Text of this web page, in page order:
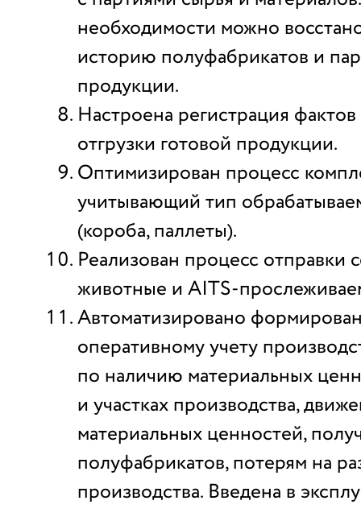
необходимости можно
историю полуфабрикатов и
продукции.
Настроена регистрация
отгрузки готовой продукции.
Оптимизирован процесс
учитывающий тип
(короба, паллеты).
Реализован процесс отправки
животные и AITS-
Автоматизировано
оперативному учету
по наличию материальных
и участках производства,
материальных ценностей,
полуфабрикатов, потерям на
производства. Введена в